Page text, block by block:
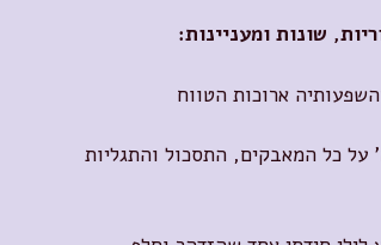
ארוכות הטווח
על כל המאבקים, התסכול והתגליות